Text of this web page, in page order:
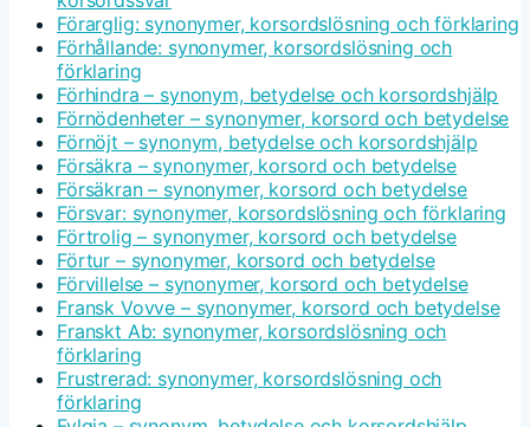
Förarglig: synonymer, korsordslösning och förklaring
Förhållande: synonymer, korsordslösning och
förklaring
Förhindra – synonym, betydelse och korsordshjälp
Förnödenheter – synonymer, korsord och betydelse
Förnöjt – synonym, betydelse och korsordshjälp
Försäkra – synonymer, korsord och betydelse
Försäkran – synonymer, korsord och betydelse
Försvar: synonymer, korsordslösning och förklaring
Förtrolig – synonymer, korsord och betydelse
Förtur – synonymer, korsord och betydelse
Förvillelse – synonymer, korsord och betydelse
Fransk Vovve – synonymer, korsord och betydelse
Franskt Ab: synonymer, korsordslösning och
förklaring
Frustrerad: synonymer, korsordslösning och
förklaring